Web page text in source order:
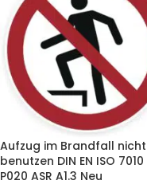
Aufzug im Brandfall nicht
benutzen DIN EN ISO 7010
P020 ASR A1.3 Neu